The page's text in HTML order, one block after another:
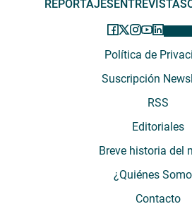
REPORTAJES ENTREVISTAS
Política de
Suscripción
RSS
Editoriales
Breve historia del
¿Quiénes
Contacto